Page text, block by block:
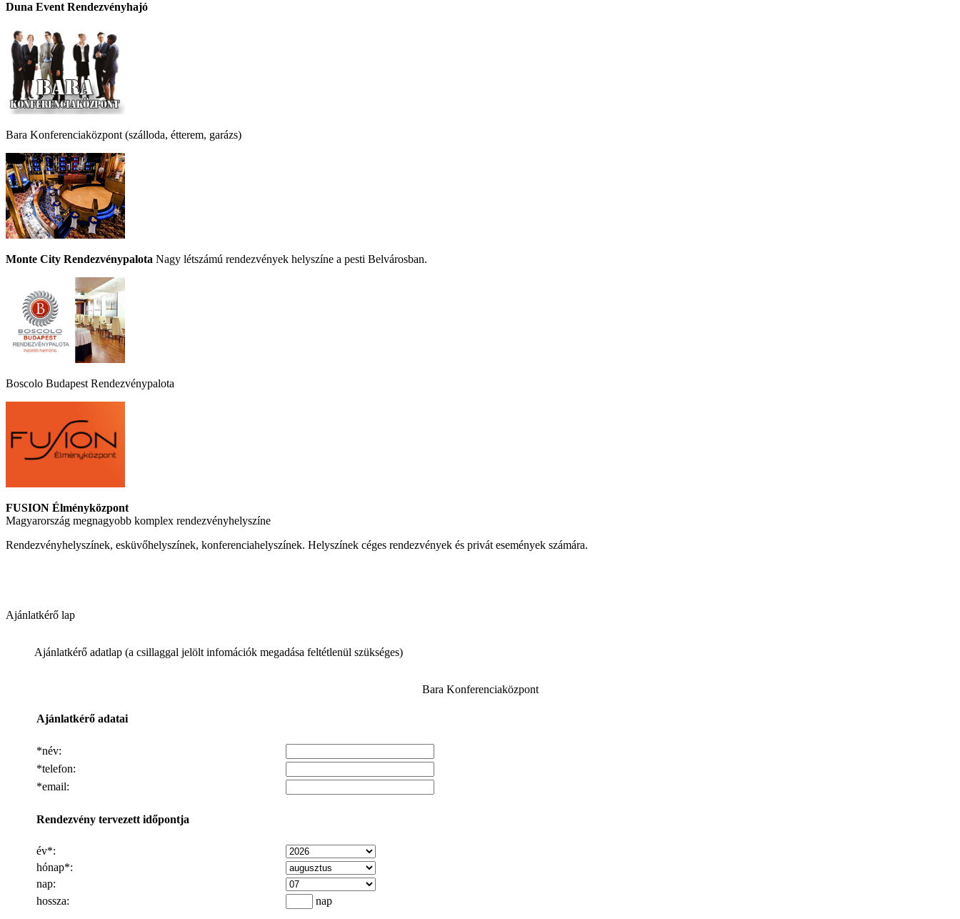
Duna Event Rendezvényhajó
Bara Konferenciaközpont (szálloda, étterem, garázs)
Monte City Rendezvénypalota Nagy létszámú rendezvények helyszíne a pesti Belvárosban.
Boscolo Budapest Rendezvénypalota
FUSION Élményközpont
Magyarország megnagyobb komplex rendezvényhelyszíne
Rendezvényhelyszínek, esküvőhelyszínek, konferenciahelyszínek. Helyszínek céges rendezvények és privát események számára.
Ajánlatkérő lap
Ajánlatkérő adatlap (a csillaggal jelölt infomációk megadása feltétlenül szükséges)
Bara Konferenciaközpont
Ajánlatkérő adatai
*név:
*telefon:
*email:
Rendezvény tervezett időpontja
év*:
hónap*:
nap:
hossza:
nap